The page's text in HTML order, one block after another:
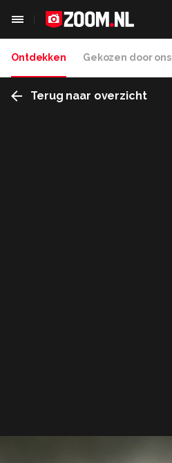
Ontdekken Gekozen door ons
Terug naar overzicht